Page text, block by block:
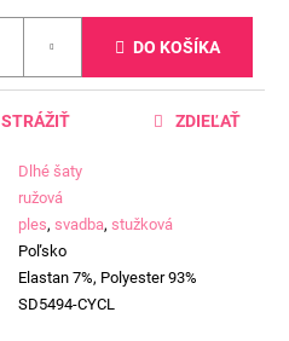
DO KOŠÍKA
Dlhé šaty
ružová
ples, svadba, stužková
Poľsko
Elastan 7%, Polyester 93%
SD5494-CYCL
STRÁŽIŤ ZDIEĽAŤ